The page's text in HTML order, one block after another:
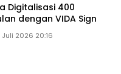
Digitalisasi 400
dengan VIDA Sign
Juli 2026 20:16